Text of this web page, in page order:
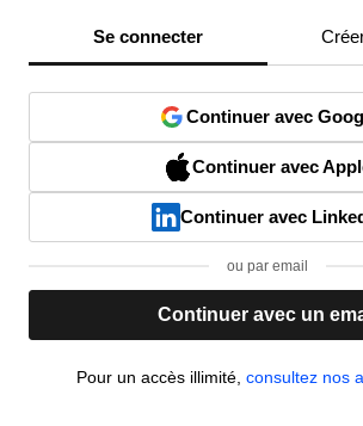
Se connecter
Continuer avec
Continuer avec
Continuer avec
ou par email
Continuer avec un
Pour un accès illimité, consultez nos